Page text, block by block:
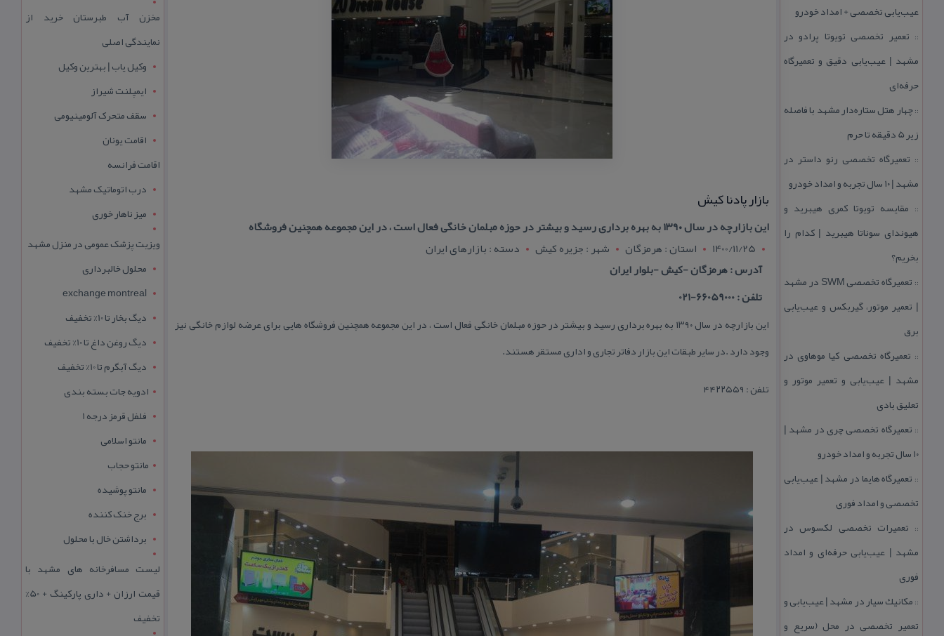
عیب‌یابی تخصصی + امداد خودرو
:: تعمیر تخصصی تویوتا پرادو در
مشهد | عیب‌یابی دقیق و تعمیرگاه
حرفه‌ای
::چهار هتل‌ ستاره‌دار مشهد با فاصله
زیر 5 دقیقه تا حرم
:: تعمیرگاه تخصصی رنو داستر در
مشهد | ۱۰ سال تجربه و امداد خودرو
:: مقایسه تویوتا كمری هیبرید و
هیوندای سوناتا هیبرید | كدام را
بخریم؟
::
تعمیرگاه تخصصی SWM در مشهد
| تعمیر موتور، گیربكس و عیب‌یابی
برق
:: تعمیرگاه تخصصی كیا موهاوی در
مشهد | عیب‌یابی و تعمیر موتور و
تعلیق بادی
:: تعمیرگاه تخصصی چری در مشهد |
۱۰ سال تجربه و امداد خودرو
:: تعمیرگاه هایما در مشهد | عیب‌یابی
تخصصی و امداد فوری
:: تعمیرات تخصصی لكسوس در
مشهد | عیب‌یابی حرفه‌ای و امداد
فوری
:: مكانیك سیار در مشهد | عیب‌یابی و
تعمیر تخصصی در محل (سریع و
بازار پادنا كیش
این بازارچه در سال ۱۳۹۰ به بهره برداری رسید و بیشتر در حوزه مبلمان خانگی فعال است ، در این مجموعه همچنین فروشگاه
1400/11/25
استان : هرمزگان شهر : جزيره کيش
دسته : بازارهای ایران
آدرس : هرمزگان -كیش -بلوار ایران
تلفن : 66059000-021
این بازارچه در سال ۱۳۹۰ به بهره برداری رسید و بیشتر در حوزه مبلمان خانگی فعال است ، در این مجموعه همچنین فروشگاه هایی برای عرضه لوازم خانگی نیز
وجود دارد .در سایر طبقات این بازار دفاتر تجاری و اداری مستقر هستند.
تلفن : ۴۴۲۲۵۵۹
مخزن آب طبرستان خرید از
نمایندگی اصلی
وکیل یاب | بهترین وکیل
ایمپلنت شیراز
سقف متحرک آلومینیومی
اقامت یونان
اقامت فرانسه
درب اتوماتیک مشهد
میز ناهار خوری
ویزیت پزشک عمومی در منزل مشهد
محلول خالبرداری
exchange montreal
دیگ بخار تا 10% تخفیف
دیگ روغن داغ تا 10% تخفیف
دیگ آبگرم تا 10% تخفیف
ادویه جات بسته بندی
فلفل قرمز درجه 1
مانتو اسلامی
مانتو حجاب
مانتو پوشیده
برج خنک کننده
برداشتن خال با محلول
لیست مسافرخانه های مشهد با
قیمت ارزان + داری پارکینگ + 50%
تخفیف